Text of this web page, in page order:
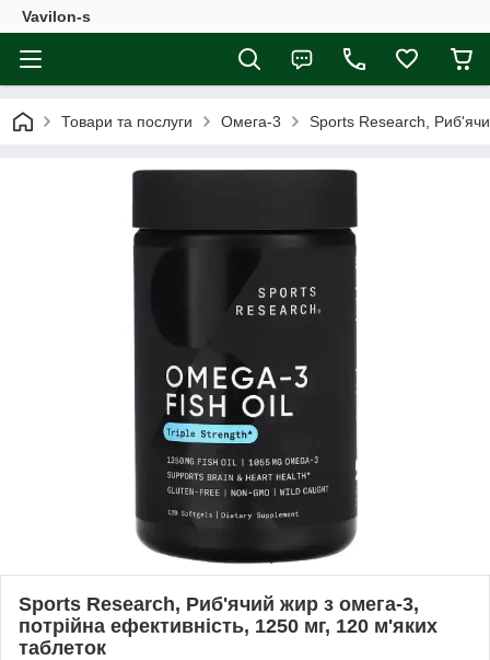
Vavilon-s
Товари та послуги Омега-3 Sports Research,
Sports Research, Риб'ячий жир з омега-3,
потрійна ефективність, 1250 мг, 120 м'яких
таблеток